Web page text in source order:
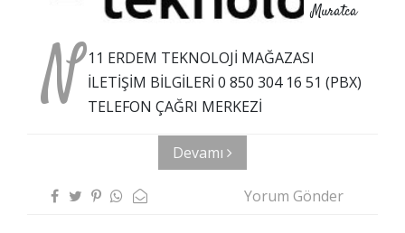
Muratca
N 11 ERDEM TEKNOLOJİ MAĞAZASI
İLETİŞİM BİLGİLERİ 0 850 304 16 51 (PBX)
TELEFON ÇAĞRI MERKEZİ
Devamı
Yorum Gönder